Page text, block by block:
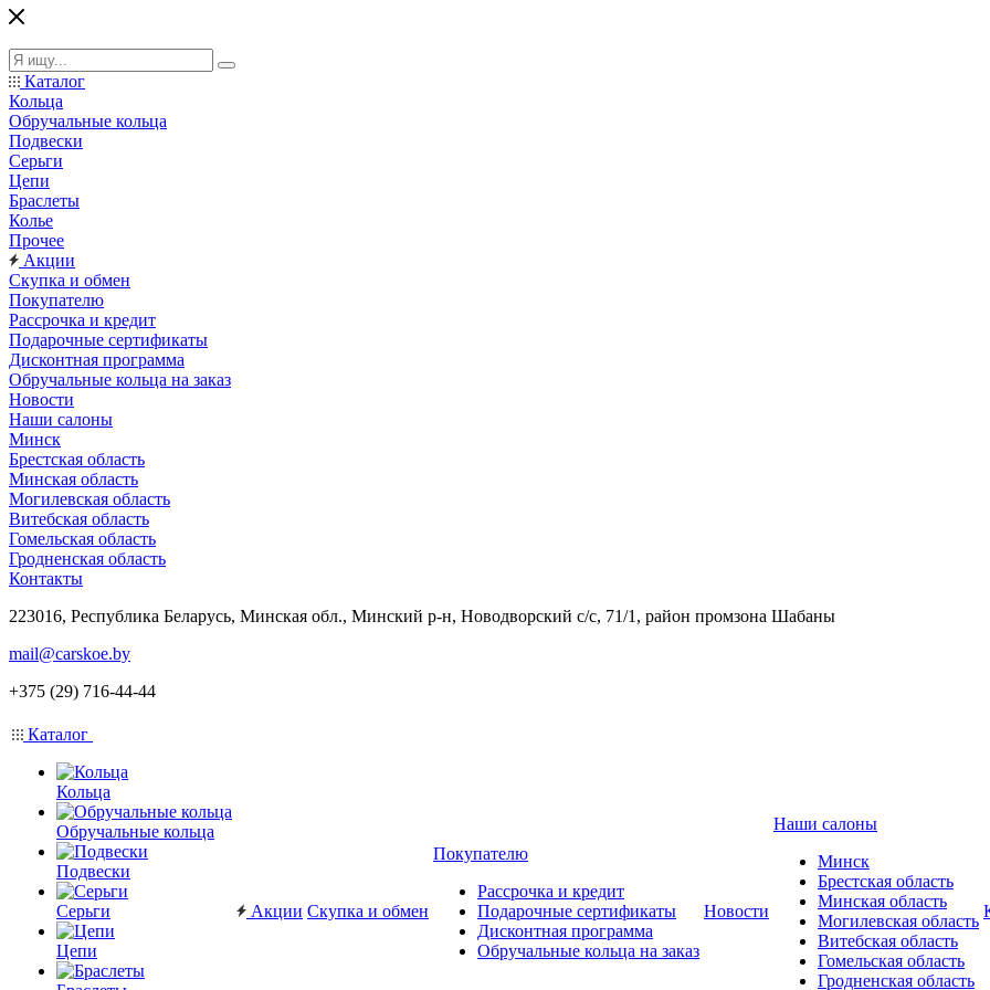
Каталог
Кольца
Обручальные кольца
Подвески
Серьги
Цепи
Браслеты
Колье
Прочее
Акции
Скупка и обмен
Покупателю
Рассрочка и кредит
Подарочные сертификаты
Дисконтная программа
Обручальные кольца на заказ
Новости
Наши салоны
Минск
Брестская область
Минская область
Могилевская область
Витебская область
Гомельская область
Гродненская область
Контакты
223016, Республика Беларусь, Минская обл., Минский р-н, Новодворский с/с, 71/1, район промзона Шабаны
mail@carskoe.by
+375 (29) 716-44-44
Каталог
Кольца
Обручальные кольца
Подвески
Серьги
Цепи
Акции Скупка и обмен
Покупателю
Рассрочка и кредит
Подарочные сертификаты
Дисконтная программа
Обручальные кольца на заказ
Новости
Наши салоны
Минск
Брестская область
Минская область
Могилевская область
Витебская область
Гомельская область
Гродненская область